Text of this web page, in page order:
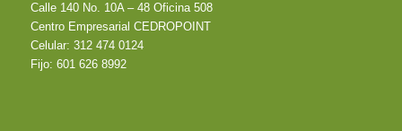
Calle 140 No. 10A – 48 Oficina 508
Centro Empresarial CEDROPOINT
Celular: 312 474 0124
Fijo: 601 626 8992